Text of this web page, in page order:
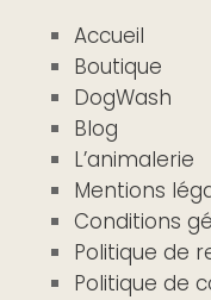
Accueil
Boutique
DogWash
Blog
L’animalerie
Mentions
Conditions
Politique de
Politique de